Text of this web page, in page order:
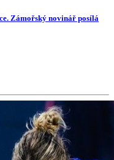
Zámořský novinář posílá